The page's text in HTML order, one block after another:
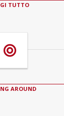
TUTTO
AROUND